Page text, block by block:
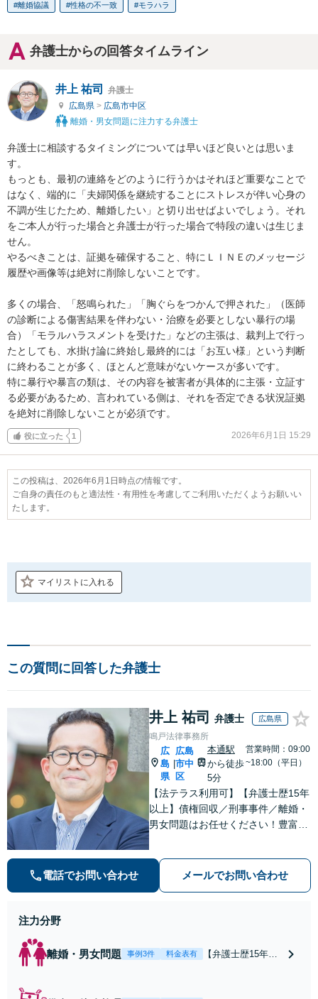
離婚協議 性格の不一致 モラハラ
弁護士からの回答タイムライン
井上 祐司
弁護士
広島県 > 広島市中区
離婚・男女問題に注力する弁護士
弁護士に相談するタイミングについては早いほど良いとは思いま
す。
もっとも、最初の連絡をどのように行うかはそれほど重要なことで
はなく、端的に「夫婦関係を継続することにストレスが伴い心身の
不調が生じたため、離婚したい」と切り出せばよいでしょう。それ
をご本人が行った場合と弁護士が行った場合で特段の違いは生じま
せん。
やるべきことは、証拠を確保すること、特にＬＩＮＥのメッセージ
履歴や画像等は絶対に削除しないことです。
多くの場合、「怒鳴られた」「胸ぐらをつかんで押された」（医師
の診断による傷害結果を伴わない・治療を必要としない暴行の場
合）「モラルハラスメントを受けた」などの主張は、裁判上で行っ
たとしても、水掛け論に終始し最終的には「お互い様」という判断
に終わることが多く、ほとんど意味がないケースが多いです。
特に暴行や暴言の類は、その内容を被害者が具体的に主張・立証す
る必要があるため、言われている側は、それを否定できる状況証拠
を絶対に削除しないことが必須です。
役に立った 1 2026年6月1日 15:29
この投稿は、2026年6月1日時点の情報です。
ご自身の責任のもと適法性・有用性を考慮してご利用いただくようお願いい
たします。
マイリストに入れる
この質問に回答した弁護士
井上 祐司 弁護士 広島県
鳴戸法律事務所
広
島
県
広島
市中
区
本通駅
から徒歩
5分
営業時間：09:00
~18:00（平日）
【法テラス利用可】【弁護士歴15年
以上】債権回収／刑事事件／離婚・
男女問題はお任せください！豊富な
【子連れ相談】【完全個室相談】
【休日・夜間対応可】【本通駅5
電話でお問い合わせ メールでお問い合わせ
注力分野
離婚・男女問題 事例3件 料金表有
【弁護士歴15年以